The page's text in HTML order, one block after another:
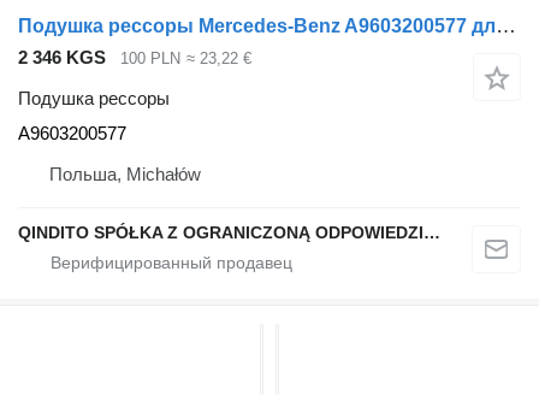
Подушка рессоры Mercedes-Benz A9603200577 для тягача Mercedes-Benz ACTROS MP4
2 346 KGS 100 PLN ≈ 23,22 €
Подушка рессоры
A9603200577
Польша, Michałów
QINDITO SPÓŁKA Z OGRANICZONĄ ODPOWIEDZIALNOŚCIĄ